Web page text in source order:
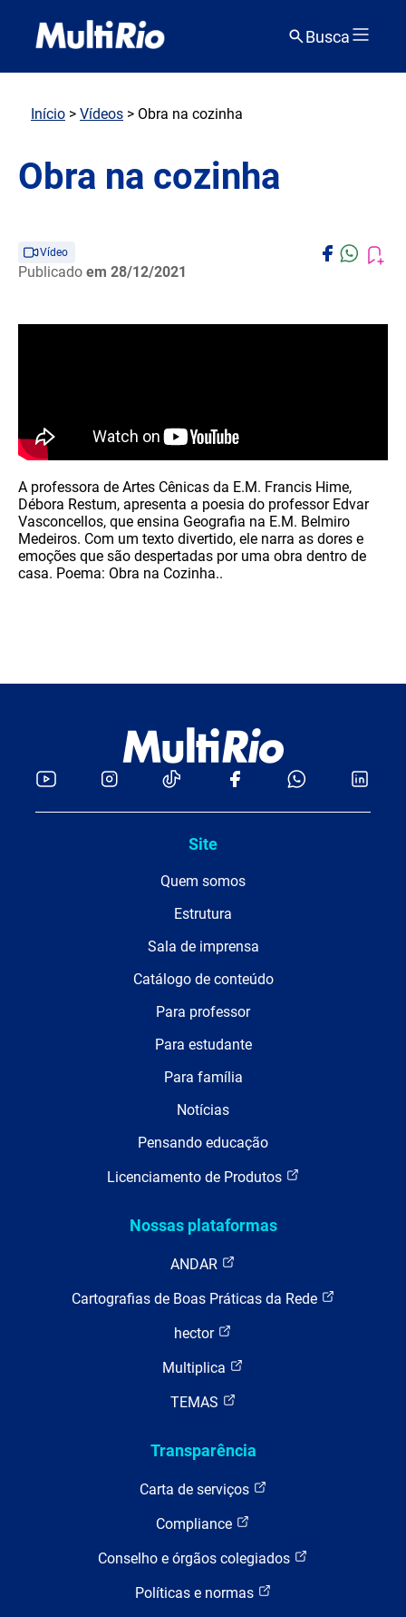
Busca
Início > Vídeos > Obra na cozinha
Obra na cozinha
Vídeo
Publicado em 28/12/2021
A professora de Artes Cênicas da E.M. Francis Hime,
Débora Restum, apresenta a poesia do professor Edvar
Vasconcellos, que ensina Geografia na E.M. Belmiro
Medeiros. Com um texto divertido, ele narra as dores e
emoções que são despertadas por uma obra dentro de
casa. Poema: Obra na Cozinha..
Site
Quem somos
Estrutura
Sala de imprensa
Catálogo de conteúdo
Para professor
Para estudante
Para família
Notícias
Pensando educação
Licenciamento de Produtos
Nossas plataformas
ANDAR
Cartografias de Boas Práticas da Rede
hector
Multiplica
TEMAS
Transparência
Carta de serviços
Compliance
Conselho e órgãos colegiados
Políticas e normas